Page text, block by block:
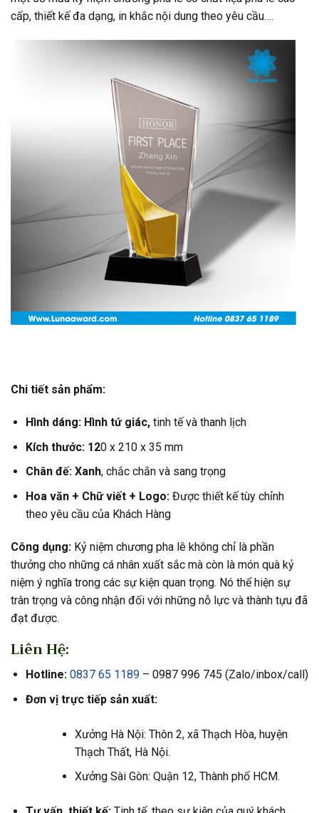
cấp, thiết kế đa dạng, in khắc nội dung theo yêu cầu….
Chi tiết sản phẩm:
Hình dáng: Hình tứ giác,tinh tế và thanh lịch
Kích thước: 120 x 210 x 35 mm
Chân đế: Xanh, chắc chắn và sang trọng
Hoa văn + Chữ viết + Logo:Được thiết kế tùy chỉnh
theo yêu cầu của Khách Hàng
Công dụng: Kỷ niệm chương pha lê không chỉ là phần
thưởng cho những cá nhân xuất sắc mà còn là món quà kỷ
niệm ý nghĩa trong các sự kiện quan trọng. Nó thể hiện sự
trân trọng và công nhận đối với những nỗ lực và thành tựu đã
đạt được.
Liên Hệ:
Hotline: 0837 65 1189– 0987 996 745 (Zalo/inbox/call)
Đơn vị trực tiếp sản xuất:
Xưởng Hà Nội: Thôn 2, xã Thạch Hòa, huyện
Thạch Thất, Hà Nội.
Xưởng Sài Gòn: Quận 12, Thành phố HCM.